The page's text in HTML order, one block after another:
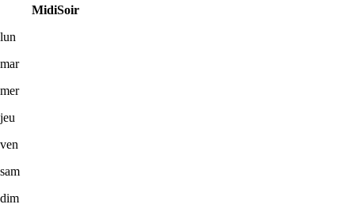
MidiSoir
lun
mar
mer
jeu
ven
sam
dim